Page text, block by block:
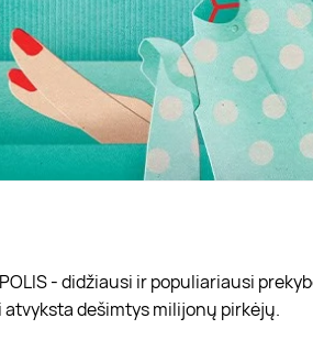
- didžiausi ir populiariausi
dešimtys milijonų pirkėjų.